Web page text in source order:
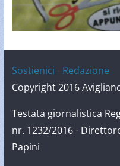
Sostienici
Redazione
Copyright 2016
Testata giornalistica
nr. 1232/2016 -
Papini